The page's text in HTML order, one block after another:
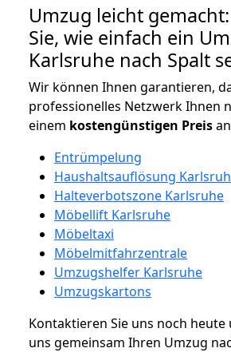
Umzug leicht
Sie, wie einfach ein
Karlsruhe nach Spalt
Wir können Ihnen garantieren,
professionelles Netzwerk Ihnen
einem kostengünstigen Preis
Entrümpelung
Haushaltsauflösung
Halteverbotszone Karlsruhe
Möbellift Karlsruhe
Möbeltaxi
Möbelmitfahrzentrale
Umzugshelfer Karlsruhe
Umzugskartons
Kontaktieren Sie uns noch heute
uns gemeinsam Ihren Umzug